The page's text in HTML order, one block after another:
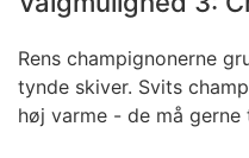
Rens champignonerne
tynde skiver. Svits
høj varme - de må